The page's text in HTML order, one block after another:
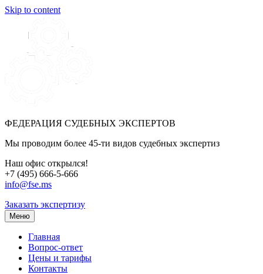
Skip to content
ФЕДЕРАЦИЯ СУДЕБНЫХ ЭКСПЕРТОВ
Мы проводим более 45-ти видов судебных экспертиз
Наш офис открылся!
+7 (495) 666-5-666
info@fse.ms
Заказать экспертизу
Меню
Главная
Вопрос-ответ
Цены и тарифы
Контакты